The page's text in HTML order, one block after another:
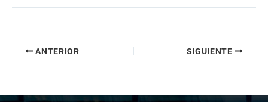
ANTERIOR SIGUIENTE